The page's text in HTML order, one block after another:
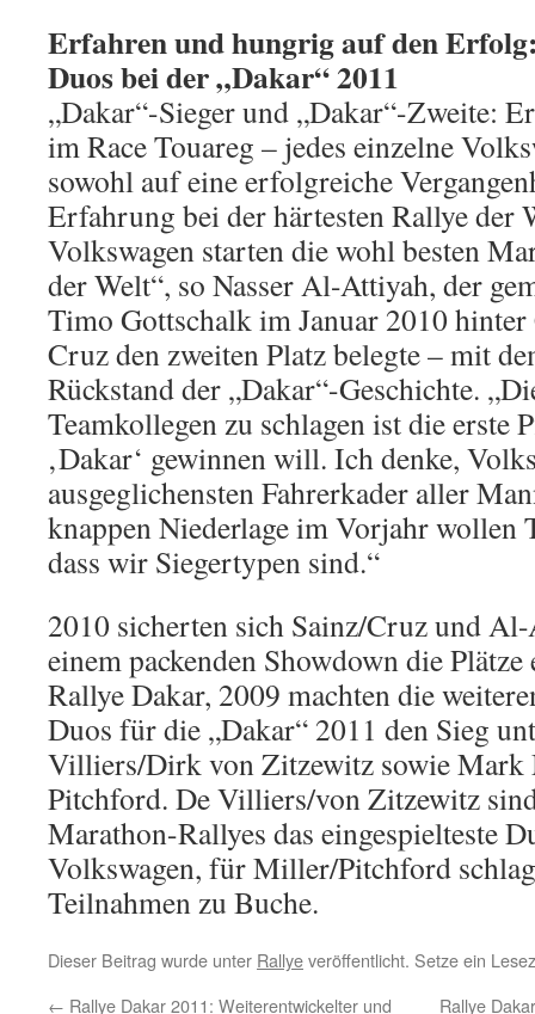
Erfahren und hungrig auf den
Duos bei der „Dakar“ 2011
„Dakar“-Sieger und „Dakar“-Zweite:
im Race Touareg – jedes einzelne
sowohl auf eine erfolgreiche
Erfahrung bei der härtesten Rallye der
Volkswagen starten die wohl besten
der Welt“, so Nasser Al-Attiyah, der
Timo Gottschalk im Januar 2010
Cruz den zweiten Platz belegte – mit
Rückstand der „Dakar“-Geschichte.
Teamkollegen zu schlagen ist die erste
‚Dakar‘ gewinnen will. Ich denke,
ausgeglichensten Fahrerkader aller
knappen Niederlage im Vorjahr wollen
dass wir Siegertypen sind.“
2010 sicherten sich Sainz/Cruz und
einem packenden Showdown die
Rallye Dakar, 2009 machten die
Duos für die „Dakar“ 2011 den Sieg
Villiers/Dirk von Zitzewitz sowie
Pitchford. De Villiers/von Zitzewitz
Marathon-Rallyes das eingespielteste
Volkswagen, für Miller/Pitchford
Teilnahmen zu Buche.
Dieser Beitrag wurde unter Rallyeveröffentlicht. Setze ein
← Rallye Dakar 2011: Weiterentwickelter und Rallye